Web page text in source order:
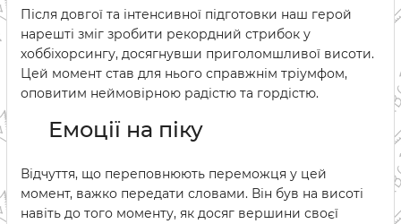
Після довгої та інтенсивної підготовки наш герой
нарешті зміг зробити рекордний стрибок у
хоббіхорсингу, досягнувши приголомшливої висоти.
Цей момент став для нього справжнім тріумфом,
оповитим неймовірною радістю та гордістю.
Емоції на піку
Відчуття, що переповнюють переможця у цей
момент, важко передати словами. Він був на висоті
навіть до того моменту, як досяг вершини своєї